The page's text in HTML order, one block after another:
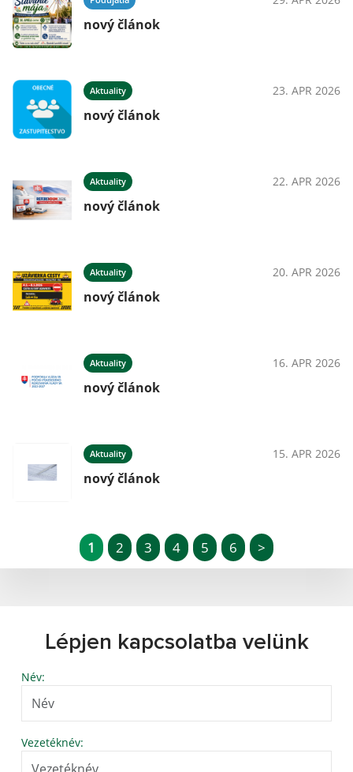
nový článok
Aktuality 23. APR 2026
nový článok
Aktuality 22. APR 2026
nový článok
Aktuality 20. APR 2026
nový článok
Aktuality 16. APR 2026
nový článok
Aktuality 15. APR 2026
nový článok
1 2 3 4 5 6 >
Lépjen kapcsolatba velünk
Név:
Vezetéknév: